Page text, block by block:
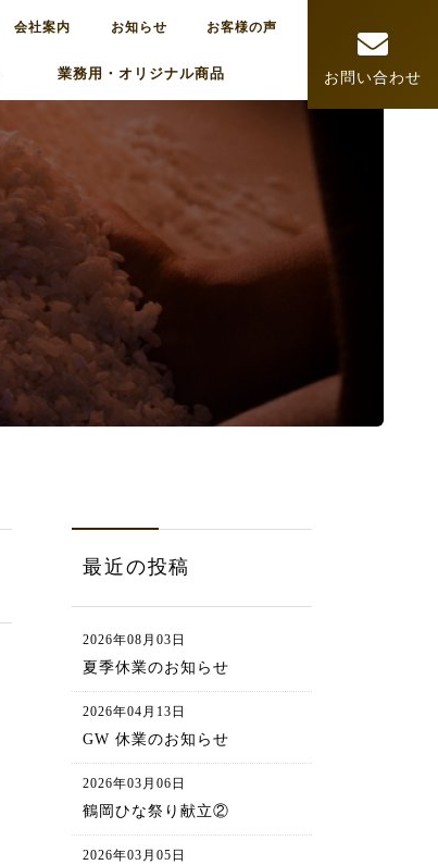
会社案内 お知らせ お客様の声
業務用・オリジナル商品 お問い合わせ
最近の投稿
2026年08月03日
夏季休業のお知らせ
2026年04月13日
GW 休業のお知らせ
2026年03月06日
鶴岡ひな祭り献立②
2026年03月05日